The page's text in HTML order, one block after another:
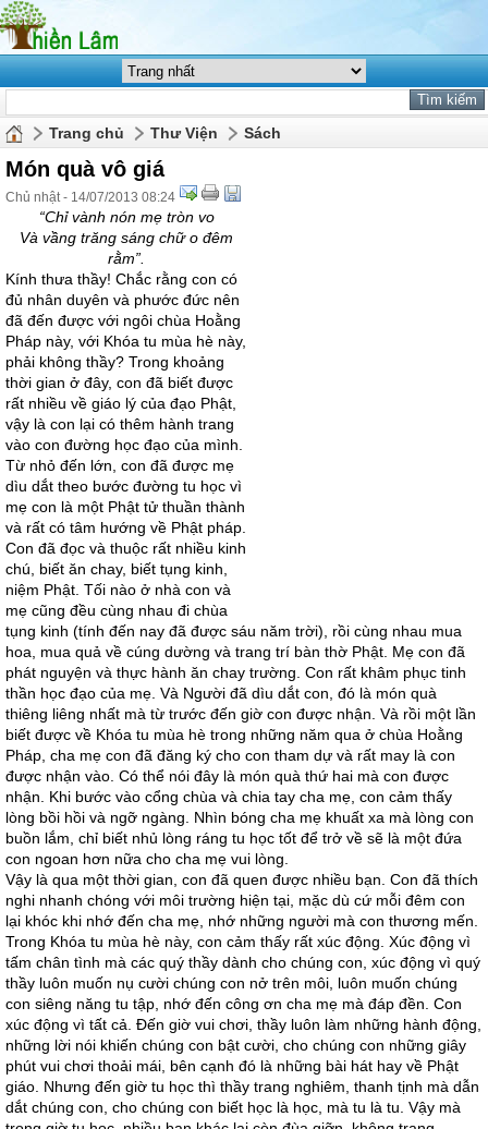
Trang chủ Thư Viện Sách
Món quà vô giá
Chủ nhật - 14/07/2013 08:24
“Chỉ vành nón mẹ tròn vo
Và vầng trăng sáng chữ o đêm
rằm”.
Kính thưa thầy! Chắc rằng con có
đủ nhân duyên và phước đức nên
đã đến được với ngôi chùa Hoằng
Pháp này, với Khóa tu mùa hè này,
phải không thầy? Trong khoảng
thời gian ở đây, con đã biết được
rất nhiều về giáo lý của đạo Phật,
vậy là con lại có thêm hành trang
vào con đường học đạo của mình.
Từ nhỏ đến lớn, con đã được mẹ
dìu dắt theo bước đường tu học vì
mẹ con là một Phật tử thuần thành
và rất có tâm hướng về Phật pháp.
Con đã đọc và thuộc rất nhiều kinh
chú, biết ăn chay, biết tụng kinh,
niệm Phật. Tối nào ở nhà con và
mẹ cũng đều cùng nhau đi chùa
tụng kinh (tính đến nay đã được sáu năm trời), rồi cùng nhau mua
hoa, mua quả về cúng dường và trang trí bàn thờ Phật. Mẹ con đã
phát nguyện và thực hành ăn chay trường. Con rất khâm phục tinh
thần học đạo của mẹ. Và Người đã dìu dắt con, đó là món quà
thiêng liêng nhất mà từ trước đến giờ con được nhận. Và rồi một lần
biết được về Khóa tu mùa hè trong những năm qua ở chùa Hoằng
Pháp, cha mẹ con đã đăng ký cho con tham dự và rất may là con
được nhận vào. Có thể nói đây là món quà thứ hai mà con được
nhận. Khi bước vào cổng chùa và chia tay cha mẹ, con cảm thấy
lòng bồi hồi và ngỡ ngàng. Nhìn bóng cha mẹ khuất xa mà lòng con
buồn lắm, chỉ biết nhủ lòng ráng tu học tốt để trở về sẽ là một đứa
con ngoan hơn nữa cho cha mẹ vui lòng.
Vậy là qua một thời gian, con đã quen được nhiều bạn. Con đã thích
nghi nhanh chóng với môi trường hiện tại, mặc dù cứ mỗi đêm con
lại khóc khi nhớ đến cha mẹ, nhớ những người mà con thương mến.
Trong Khóa tu mùa hè này, con cảm thấy rất xúc động. Xúc động vì
tấm chân tình mà các quý thầy dành cho chúng con, xúc động vì quý
thầy luôn muốn nụ cười chúng con nở trên môi, luôn muốn chúng
con siêng năng tu tập, nhớ đến công ơn cha mẹ mà đáp đền. Con
xúc động vì tất cả. Đến giờ vui chơi, thầy luôn làm những hành động,
những lời nói khiến chúng con bật cười, cho chúng con những giây
phút vui chơi thoải mái, bên cạnh đó là những bài hát hay về Phật
giáo. Nhưng đến giờ tu học thì thầy trang nghiêm, thanh tịnh mà dẫn
dắt chúng con, cho chúng con biết học là học, mà tu là tu. Vậy mà